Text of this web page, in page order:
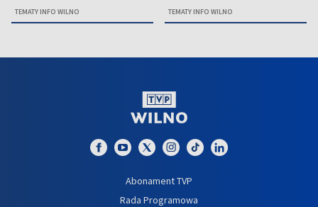
TEMATY INFO WILNO TEMATY INFO WILNO
Abonament TVP
Rada Programowa